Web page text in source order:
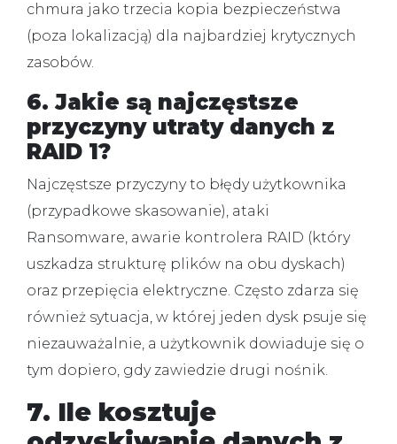
chmura jako trzecia kopia bezpieczeństwa
(poza lokalizacją) dla najbardziej krytycznych
zasobów.
6. Jakie są najczęstsze
przyczyny utraty danych z
RAID 1?
Najczęstsze przyczyny to błędy użytkownika
(przypadkowe skasowanie), ataki
Ransomware, awarie kontrolera RAID (który
uszkadza strukturę plików na obu dyskach)
oraz przepięcia elektryczne. Często zdarza się
również sytuacja, w której jeden dysk psuje się
niezauważalnie, a użytkownik dowiaduje się o
tym dopiero, gdy zawiedzie drugi nośnik.
7. Ile kosztuje